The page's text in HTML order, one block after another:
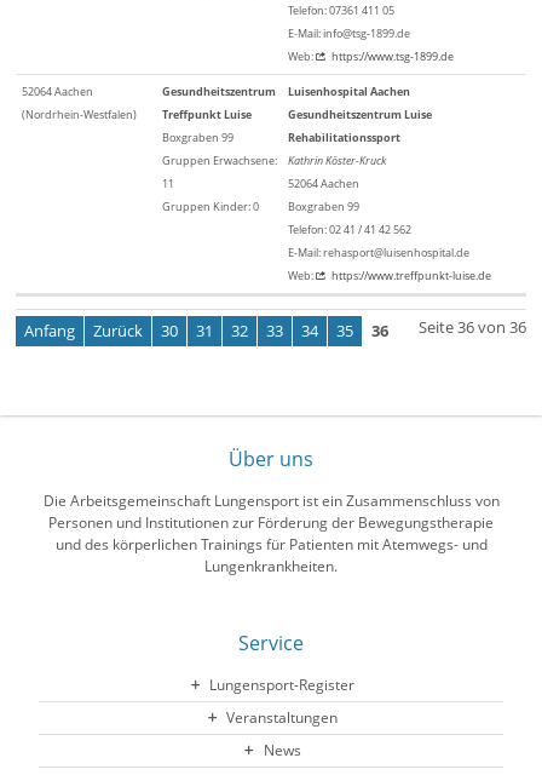
Telefon: 07361 411 05
E-Mail: info@tsg-1899.de
Web:
https://www.tsg-1899.de
52064 Aachen
(Nordrhein-Westfalen)
Gesundheitszentrum
Treffpunkt Luise
Boxgraben 99
Gruppen Erwachsene:
11
Gruppen Kinder: 0
Luisenhospital Aachen
Gesundheitszentrum Luise
Rehabilitationssport
Kathrin Köster-Kruck
52064 Aachen
Boxgraben 99
Telefon: 02 41 / 41 42 562
E-Mail: rehasport@luisenhospital.de
Web:
https://www.treffpunkt-luise.de
Seite 36 von 36
Anfang Zurück 30 31 32 33 34 35 36
Über uns
Die Arbeitsgemeinschaft Lungensport ist ein Zusammenschluss von
Personen und Institutionen zur Förderung der Bewegungstherapie
und des körperlichen Trainings für Patienten mit Atemwegs- und
Lungenkrankheiten.
Service
Lungensport-Register
Veranstaltungen
News